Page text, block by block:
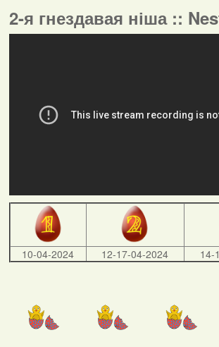
2-я гнездавая ніша ::
10-04-2024 12-17-04-2024 14-